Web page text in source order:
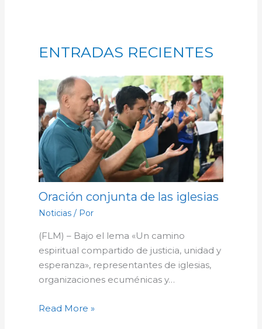
ENTRADAS RECIENTES
Oración conjunta de las iglesias
Noticias/ Por
(FLM) – Bajo el lema «Un camino
espiritual compartido de justicia, unidad y
esperanza», representantes de iglesias,
organizaciones ecuménicas y…
Read More »